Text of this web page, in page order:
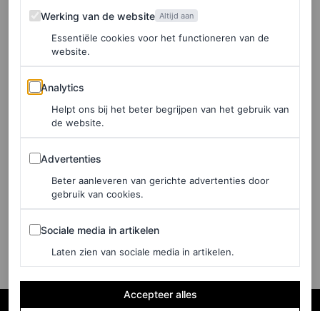
duidde de tennis inspired
trends van de zomer tijdens
Ludovic de Saint Sernin
betaalbare merk
Werking van de website
Werking van de website Altijd aan
Essentiële cookies voor het functioneren van de
website.
Analytics
Analytics
Helpt ons bij het beter begrijpen van het gebruik van
de website.
Advertenties
Advertenties
Beter aanleveren van gerichte advertenties door
gebruik van cookies.
Sociale media in artikelen
Sociale media in artikelen
Laten zien van sociale media in artikelen.
Accepteer alles